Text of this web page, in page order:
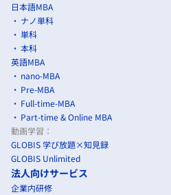
日本語MBA
ナノ単科
単科
本科
英語MBA
nano-MBA
Pre-MBA
Full-time-MBA
Part-time & Online MBA
動画学習：
GLOBIS 学び放題×知見録
GLOBIS Unlimited
法人向けサービス
企業内研修